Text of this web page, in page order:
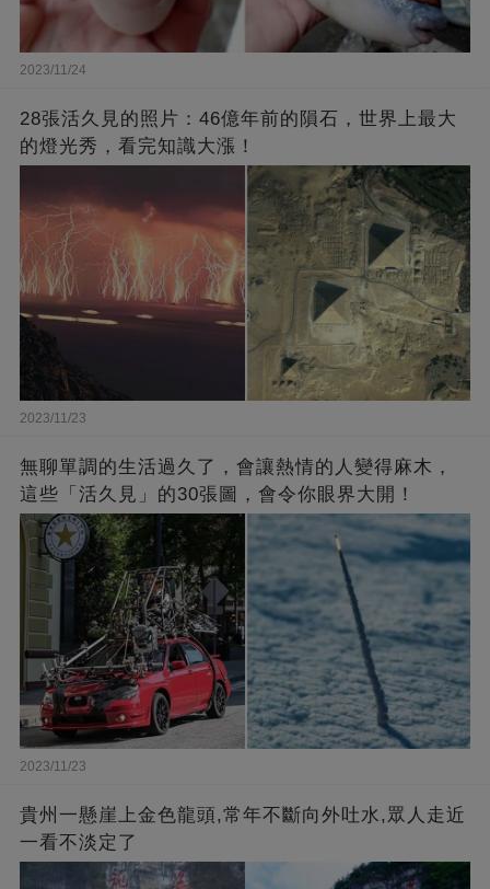
2023/11/24
28張活久見的照片：46億年前的隕石，世界上最大
的燈光秀，看完知識大漲！
2023/11/23
無聊單調的生活過久了，會讓熱情的人變得麻木，
這些「活久見」的30張圖，會令你眼界大開！
2023/11/23
貴州一懸崖上金色龍頭,常年不斷向外吐水,眾人走近
一看不淡定了